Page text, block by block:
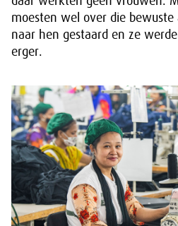
moesten wel over die
naar hen gestaard en ze
erger.